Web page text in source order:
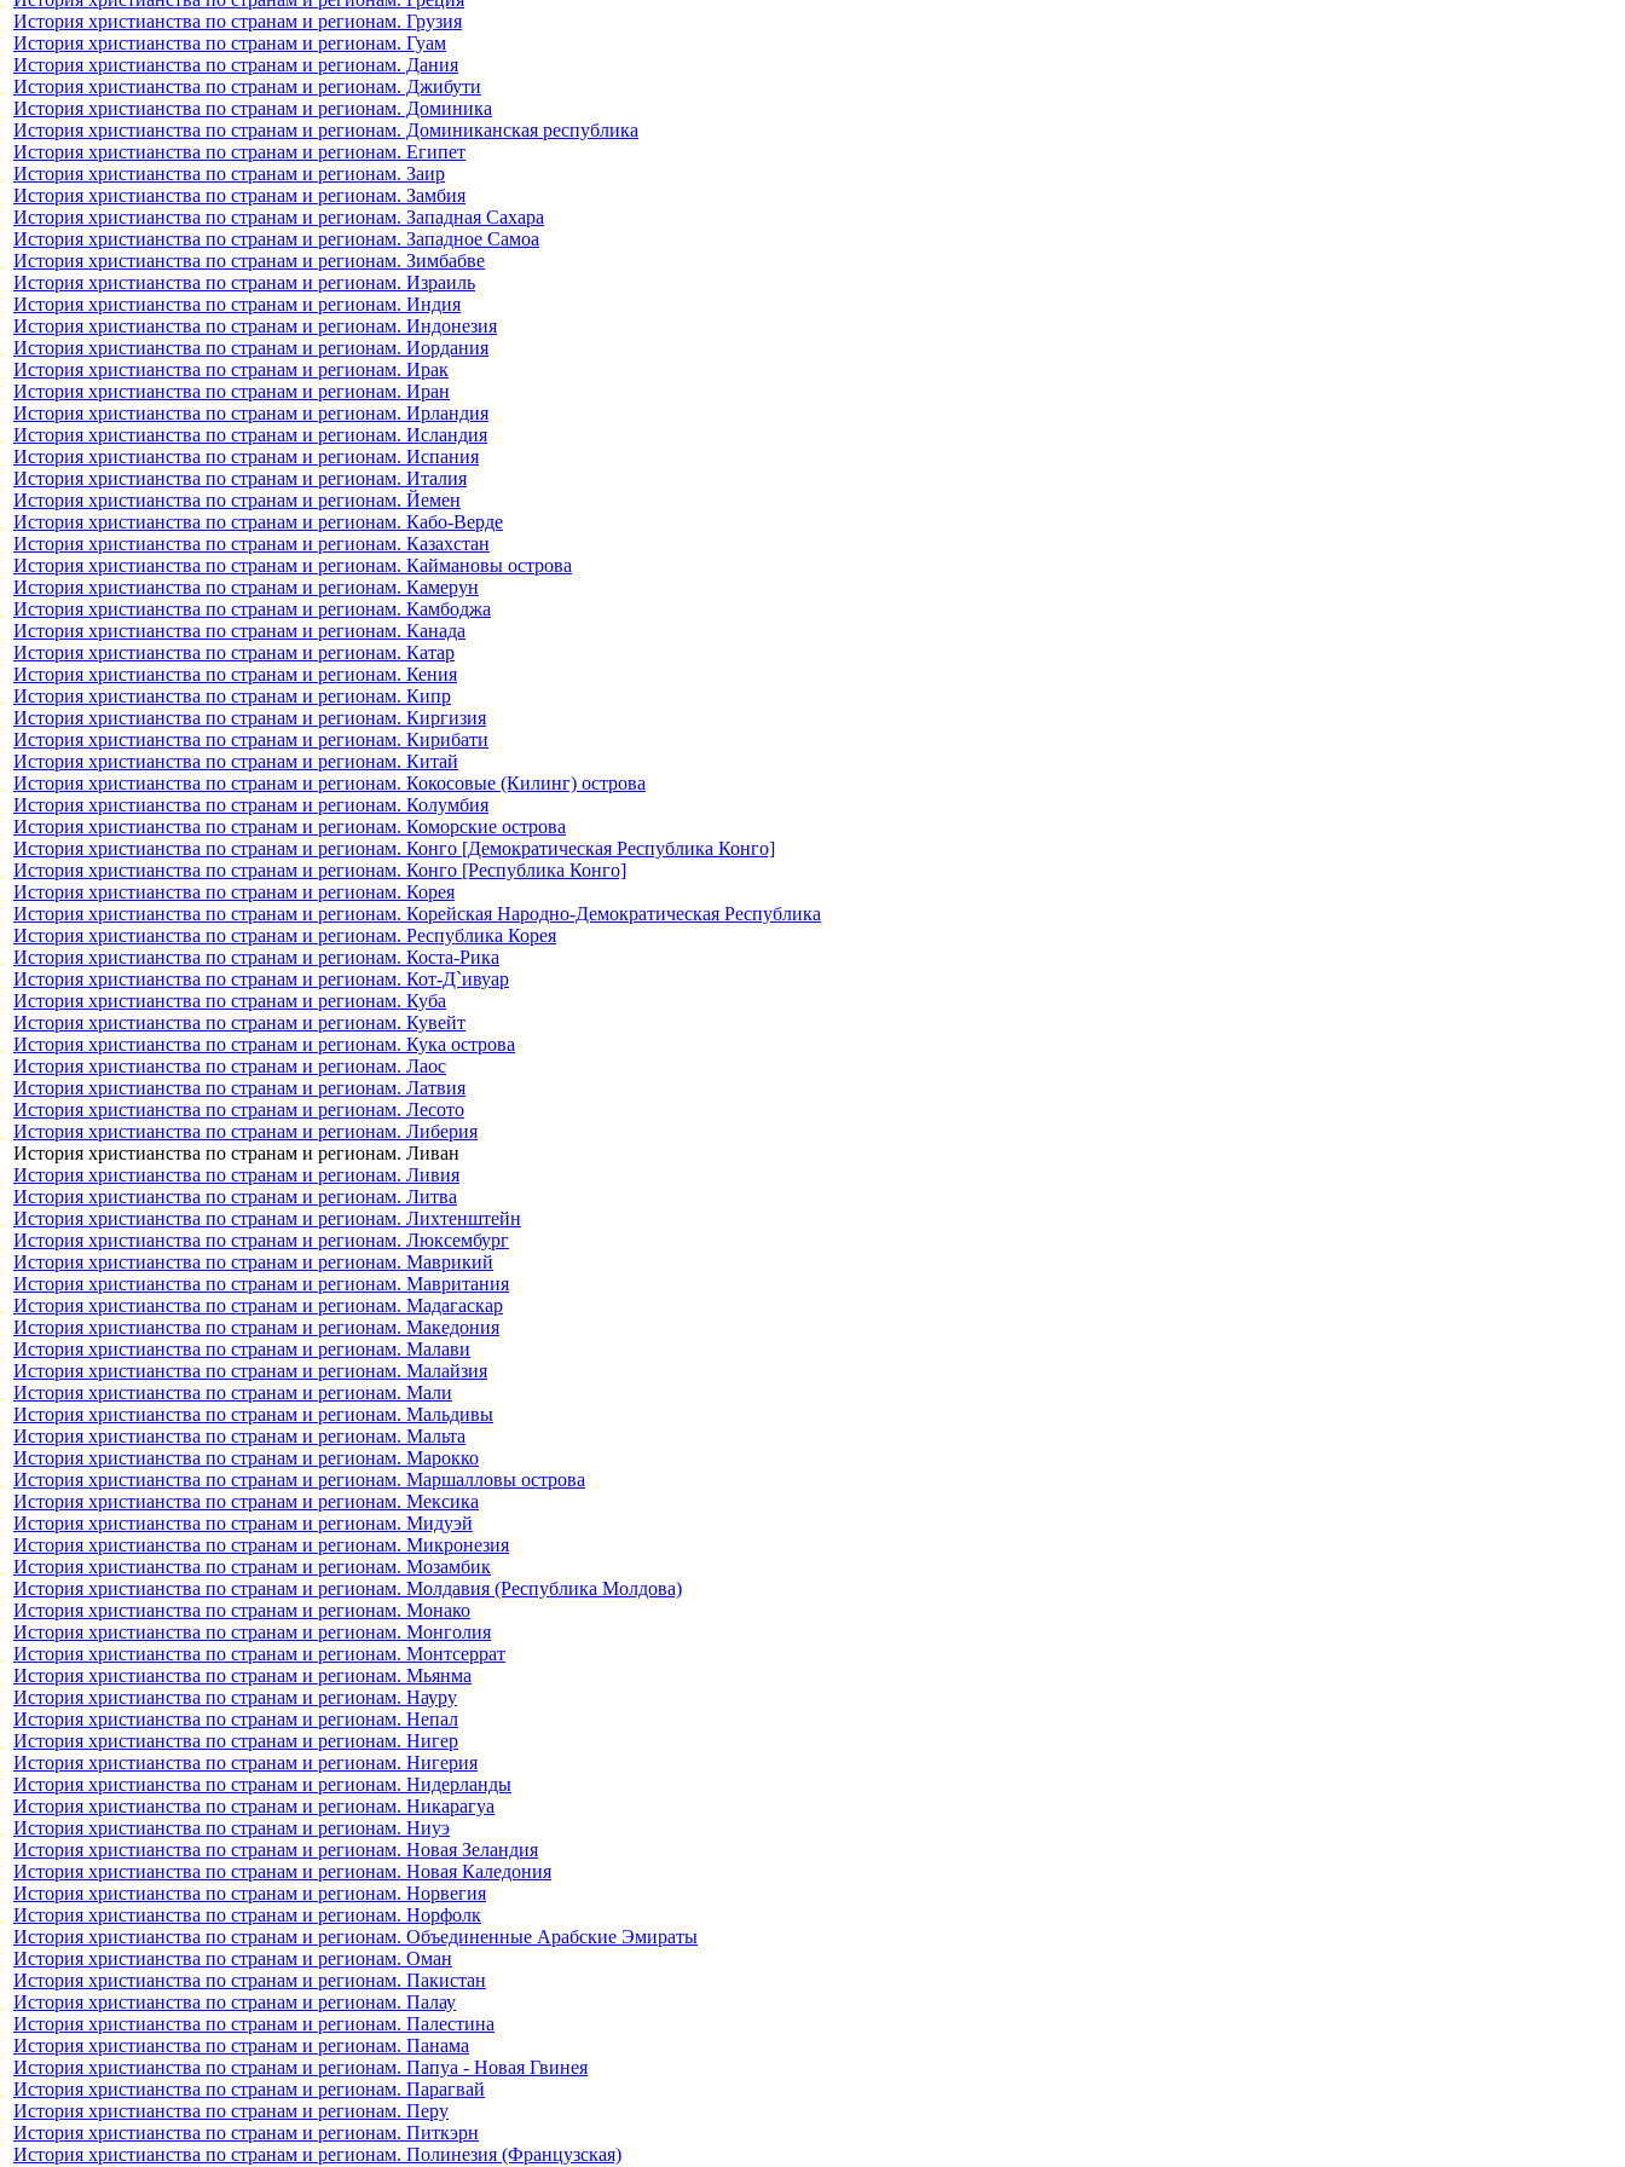
История христианства по странам и регионам. Грузия
История христианства по странам и регионам. Гуам
История христианства по странам и регионам. Дания
История христианства по странам и регионам. Джибути
История христианства по странам и регионам. Доминика
История христианства по странам и регионам. Доминиканская республика
История христианства по странам и регионам. Египет
История христианства по странам и регионам. Заир
История христианства по странам и регионам. Замбия
История христианства по странам и регионам. Западная Сахара
История христианства по странам и регионам. Западное Самоа
История христианства по странам и регионам. Зимбабве
История христианства по странам и регионам. Израиль
История христианства по странам и регионам. Индия
История христианства по странам и регионам. Индонезия
История христианства по странам и регионам. Иордания
История христианства по странам и регионам. Ирак
История христианства по странам и регионам. Иран
История христианства по странам и регионам. Ирландия
История христианства по странам и регионам. Исландия
История христианства по странам и регионам. Испания
История христианства по странам и регионам. Италия
История христианства по странам и регионам. Йемен
История христианства по странам и регионам. Кабо-Верде
История христианства по странам и регионам. Казахстан
История христианства по странам и регионам. Каймановы острова
История христианства по странам и регионам. Камерун
История христианства по странам и регионам. Камбоджа
История христианства по странам и регионам. Канада
История христианства по странам и регионам. Катар
История христианства по странам и регионам. Кения
История христианства по странам и регионам. Кипр
История христианства по странам и регионам. Киргизия
История христианства по странам и регионам. Кирибати
История христианства по странам и регионам. Китай
История христианства по странам и регионам. Кокосовые (Килинг) острова
История христианства по странам и регионам. Колумбия
История христианства по странам и регионам. Коморские острова
История христианства по странам и регионам. Конго [Демократическая Республика Конго]
История христианства по странам и регионам. Конго [Республика Конго]
История христианства по странам и регионам. Корея
История христианства по странам и регионам. Корейская Народно-Демократическая Республика
История христианства по странам и регионам. Республика Корея
История христианства по странам и регионам. Коста-Рика
История христианства по странам и регионам. Кот-Д`ивуар
История христианства по странам и регионам. Куба
История христианства по странам и регионам. Кувейт
История христианства по странам и регионам. Кука острова
История христианства по странам и регионам. Лаос
История христианства по странам и регионам. Латвия
История христианства по странам и регионам. Лесото
История христианства по странам и регионам. Либерия
История христианства по странам и регионам. Ливан
История христианства по странам и регионам. Ливия
История христианства по странам и регионам. Литва
История христианства по странам и регионам. Лихтенштейн
История христианства по странам и регионам. Люксембург
История христианства по странам и регионам. Маврикий
История христианства по странам и регионам. Мавритания
История христианства по странам и регионам. Мадагаскар
История христианства по странам и регионам. Македония
История христианства по странам и регионам. Малави
История христианства по странам и регионам. Малайзия
История христианства по странам и регионам. Мали
История христианства по странам и регионам. Мальдивы
История христианства по странам и регионам. Мальта
История христианства по странам и регионам. Марокко
История христианства по странам и регионам. Маршалловы острова
История христианства по странам и регионам. Мексика
История христианства по странам и регионам. Мидуэй
История христианства по странам и регионам. Микронезия
История христианства по странам и регионам. Мозамбик
История христианства по странам и регионам. Молдавия (Республика Молдова)
История христианства по странам и регионам. Монако
История христианства по странам и регионам. Монголия
История христианства по странам и регионам. Монтсеррат
История христианства по странам и регионам. Мьянма
История христианства по странам и регионам. Науру
История христианства по странам и регионам. Непал
История христианства по странам и регионам. Нигер
История христианства по странам и регионам. Нигерия
История христианства по странам и регионам. Нидерланды
История христианства по странам и регионам. Никарагуа
История христианства по странам и регионам. Ниуэ
История христианства по странам и регионам. Новая Зеландия
История христианства по странам и регионам. Новая Каледония
История христианства по странам и регионам. Норвегия
История христианства по странам и регионам. Норфолк
История христианства по странам и регионам. Объединенные Арабские Эмираты
История христианства по странам и регионам. Оман
История христианства по странам и регионам. Пакистан
История христианства по странам и регионам. Палау
История христианства по странам и регионам. Палестина
История христианства по странам и регионам. Панама
История христианства по странам и регионам. Папуа - Новая Гвинея
История христианства по странам и регионам. Парагвай
История христианства по странам и регионам. Перу
История христианства по странам и регионам. Питкэрн
История христианства по странам и регионам. Полинезия (Французская)